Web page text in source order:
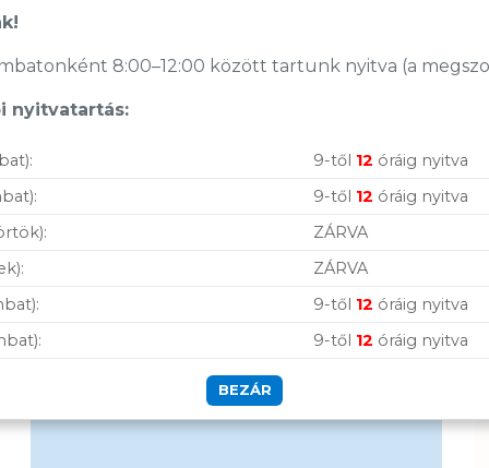
Vásárolj nálunk!
8:00–12:00 között tartunk nyitva (a
nyitvatartás:
9-től 12 óráig nyitva
9-től 12 óráig nyitva
ZÁRVA
ZÁRVA
9-től 12 óráig nyitva
9-től 12 óráig nyitva
BEZÁR